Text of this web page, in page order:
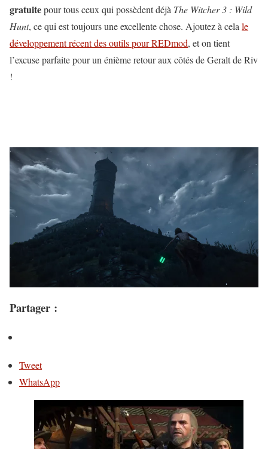
gratuitepour tous ceux qui possèdent déjà The Witcher 3 : Wild
Hunt, ce qui est toujours une excellente chose. Ajoutez à cela le
développement récent des outils pour REDmod, et on tient
l’excuse parfaite pour un énième retour aux côtés de Geralt de Riv
!
Partager :
Tweet
WhatsApp